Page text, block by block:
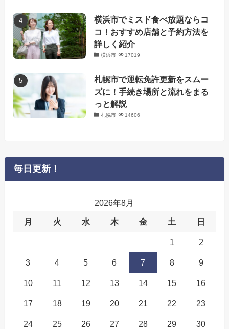
横浜市でミスド食べ放題ならコ
コ！おすすめ店舗と予約方法を
詳しく紹介
横浜市 17019
札幌市で運転免許更新をスムー
ズに！手続き場所と流れをまる
っと解説
札幌市 14606
毎日更新！
2026年8月
月 火 水 木 金 土 日
1 2
3 4 5 6 7 8 9
10 11 12 13 14 15 16
17 18 19 20 21 22 23
24 25 26 27 28 29 30